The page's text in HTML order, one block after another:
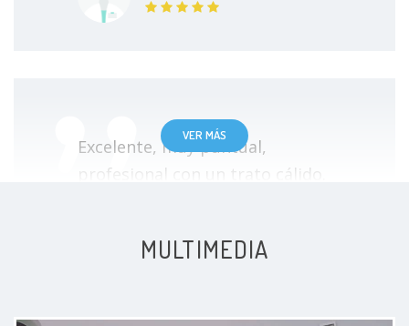
Excelente, muy puntual,
profesional con un trato cálido.
VER MÁS
MULTIMEDIA